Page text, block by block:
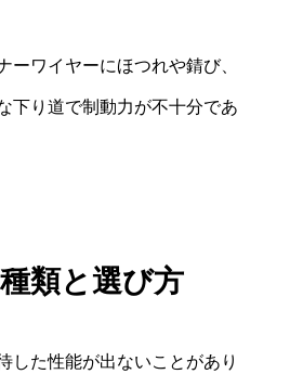
ワイヤーにほつれや錆び、
下り道で制動力が不十分であ
類と選び方
した性能が出ないことがあり